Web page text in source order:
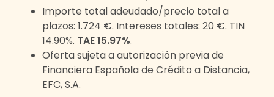
Importe total adeudado/precio total a
plazos: 1.724 €. Intereses totales: 20 €. TIN
14.90%. TAE 15.97%.
Oferta sujeta a autorización previa de
Financiera Española de Crédito a Distancia,
EFC, S.A.